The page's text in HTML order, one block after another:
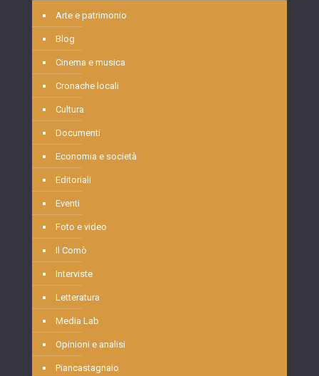
Arte e patrimonio
Blog
Cinema e musica
Cronache locali
Cultura
Documenti
Economia e società
Editoriali
Eventi
Foto e video
Il Comò
Interviste
Letteratura
Media Lab
Opinioni e analisi
Piancastagnaio